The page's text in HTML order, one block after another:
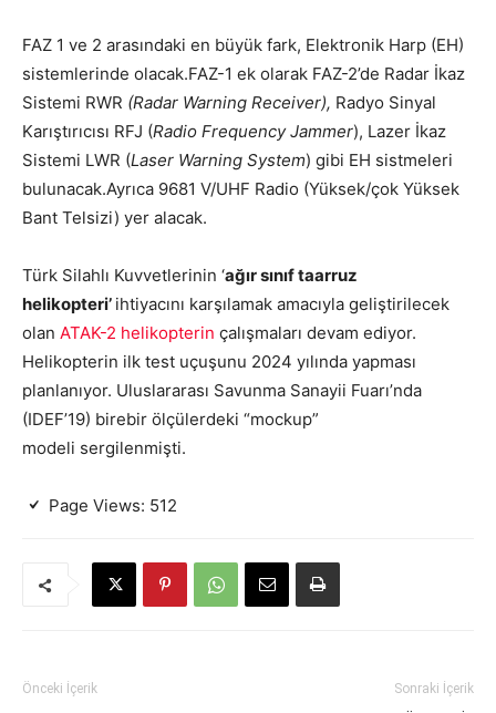
FAZ 1 ve 2 arasındaki en büyük fark, Elektronik Harp (EH)
sistemlerinde olacak.FAZ-1 ek olarak FAZ-2’de Radar İkaz
Sistemi RWR (Radar Warning Receiver), Radyo Sinyal
Karıştırıcısı RFJ (Radio Frequency Jammer), Lazer İkaz
Sistemi LWR (Laser Warning System) gibi EH sistmeleri
bulunacak.Ayrıca 9681 V/UHF Radio (Yüksek/çok Yüksek
Bant Telsizi) yer alacak.
Türk Silahlı Kuvvetlerinin ‘ağır sınıf taarruz
helikopteri’ ihtiyacını karşılamak amacıyla geliştirilecek
olan ATAK-2 helikopterin çalışmaları devam ediyor.
Helikopterin ilk test uçuşunu 2024 yılında yapması
planlanıyor. Uluslararası Savunma Sanayii Fuarı’nda
(IDEF’19) birebir ölçülerdeki “mockup”
modeli sergilenmişti.
Page Views: 512
Önceki İçerik Sonraki İçerik